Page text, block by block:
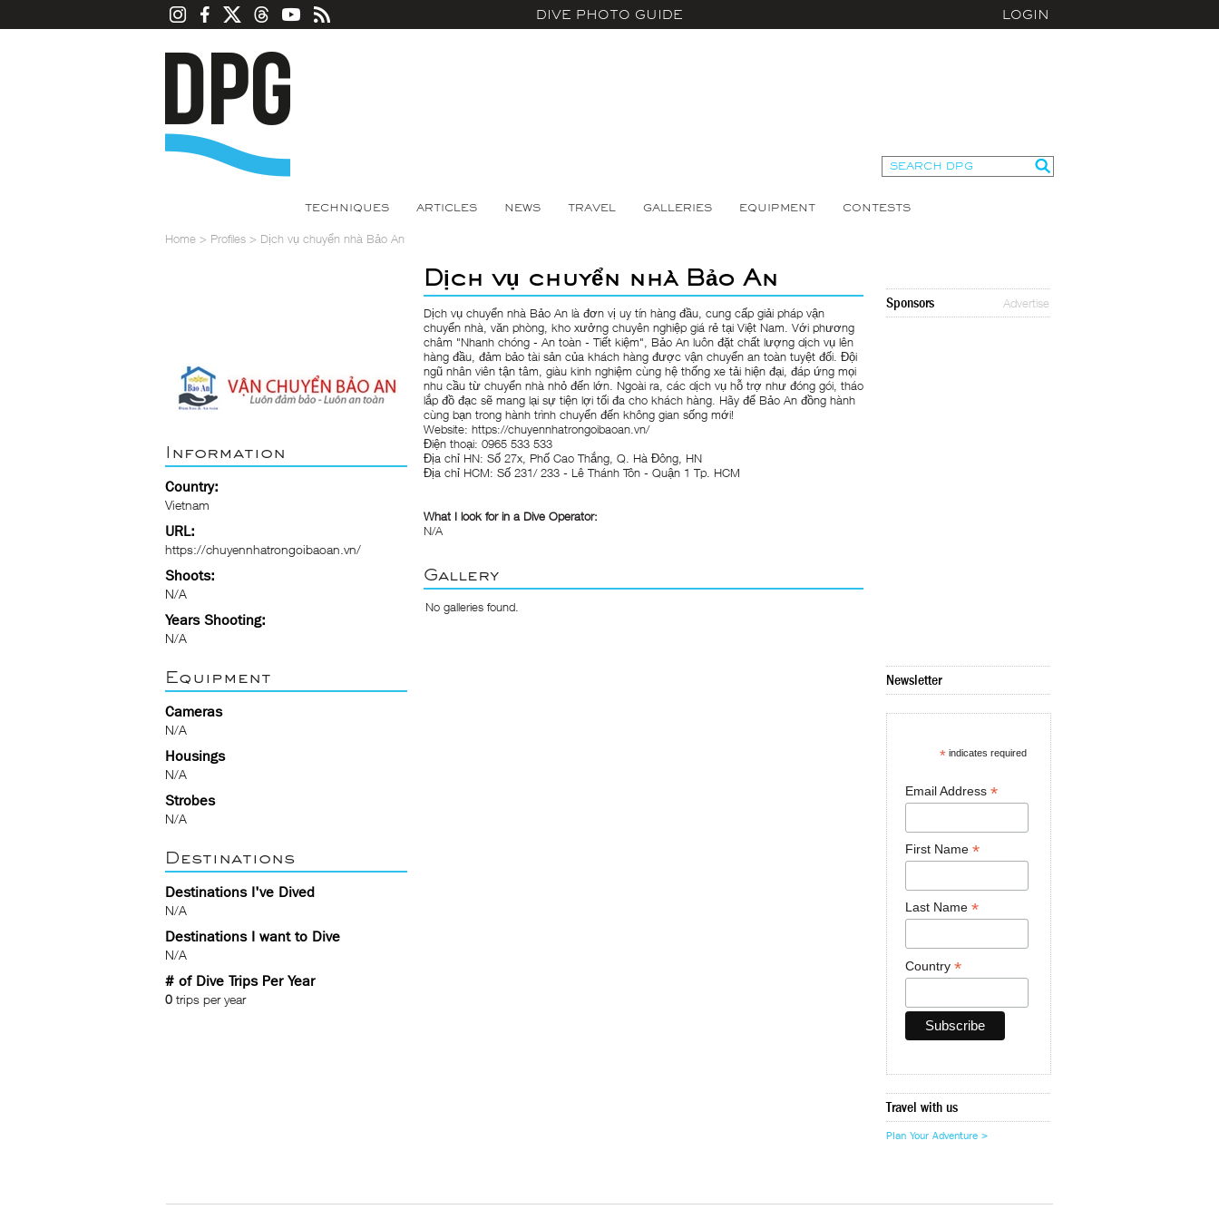
DIVE PHOTO GUIDE LOGIN
TECHNIQUES ARTICLES NEWS TRAVEL GALLERIES EQUIPMENT CONTESTS
Home > Profiles > Dịch vụ chuyển nhà Bảo An
Information
Country:
Vietnam
URL:
https://chuyennhatrongoibaoan.vn/
Shoots:
N/A
Years Shooting:
N/A
Equipment
Cameras
N/A
Housings
N/A
Strobes
N/A
Destinations
Destinations I've Dived
N/A
Destinations I want to Dive
N/A
# of Dive Trips Per Year
0 trips per year
Dịch vụ chuyển nhà Bảo An
Dịch vụ chuyển nhà Bảo An là đơn vị uy tín hàng đầu, cung cấp giải pháp vận
chuyển nhà, văn phòng, kho xưởng chuyên nghiệp giá rẻ tại Việt Nam. Với phương
châm "Nhanh chóng - An toàn - Tiết kiệm", Bảo An luôn đặt chất lượng dịch vụ lên
hàng đầu, đảm bảo tài sản của khách hàng được vận chuyển an toàn tuyệt đối. Đội
ngũ nhân viên tận tâm, giàu kinh nghiệm cùng hệ thống xe tải hiện đại, đáp ứng mọi
nhu cầu từ chuyển nhà nhỏ đến lớn. Ngoài ra, các dịch vụ hỗ trợ như đóng gói, tháo
lắp đồ đạc sẽ mang lại sự tiện lợi tối đa cho khách hàng. Hãy để Bảo An đồng hành
cùng bạn trong hành trình chuyển đến không gian sống mới!
Website: https://chuyennhatrongoibaoan.vn/
Điện thoại: 0965 533 533
Địa chỉ HN: Số 27x, Phố Cao Thắng, Q. Hà Đông, HN
Địa chỉ HCM: Số 231/ 233 - Lê Thánh Tôn - Quận 1 Tp. HCM
What I look for in a Dive Operator:
N/A
Gallery
No galleries found.
Sponsors Advertise
Newsletter
* indicates required
Email Address *
First Name *
Last Name *
Country *
Travel with us
Plan Your Adventure >